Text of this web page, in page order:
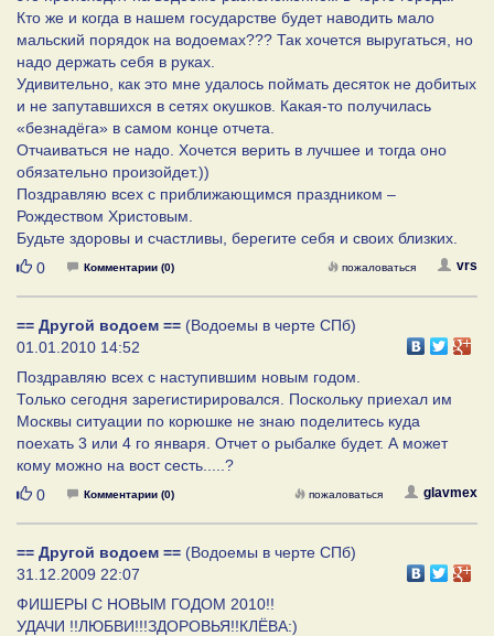
Кто же и когда в нашем государстве будет наводить мало
мальский порядок на водоемах??? Так хочется выругаться, но
надо держать себя в руках.
Удивительно, как это мне удалось поймать десяток не добитых
и не запутавшихся в сетях окушков. Какая-то получилась
«безнадёга» в самом конце отчета.
Отчаиваться не надо. Хочется верить в лучшее и тогда оно
обязательно произойдет.))
Поздравляю всех с приближающимся праздником –
Рождеством Христовым.
Будьте здоровы и счастливы, берегите себя и своих близких.
Нравится
0 Комментарии (0) vrs
пожаловаться
== Другой водоем == (Водоемы в черте СПб)
01.01.2010 14:52
Поздравляю всех с наступившим новым годом.
Только сегодня зарегистирировался. Поскольку приехал им
Москвы ситуации по корюшке не знаю поделитесь куда
поехать 3 или 4 го января. Отчет о рыбалке будет. А может
кому можно на вост сесть.....?
Нравится
0 Комментарии (0) glavmex
пожаловаться
== Другой водоем == (Водоемы в черте СПб)
31.12.2009 22:07
ФИШЕРЫ С НОВЫМ ГОДОМ 2010!!
УДАЧИ !!ЛЮБВИ!!!ЗДОРОВЬЯ!!КЛЁВА:)